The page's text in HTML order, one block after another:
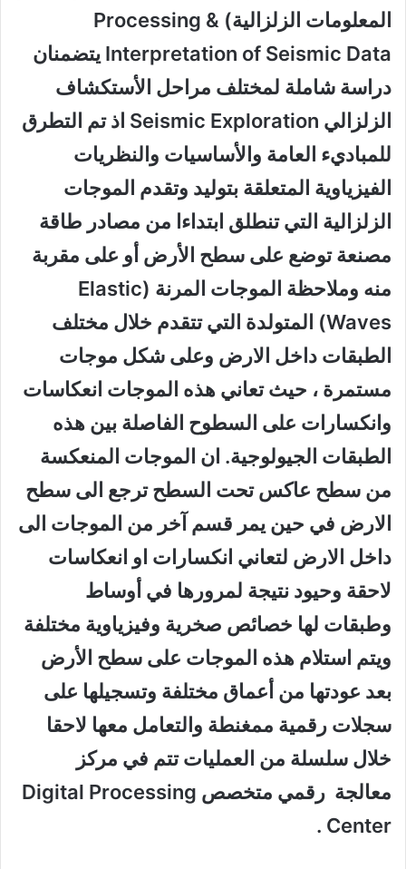
المعلومات الزلزالية) Processing &
Interpretation of Seismic Data يتضمنان
دراسة شاملة لمختلف مراحل الأستكشاف
الزلزالي Seismic Exploration اذ تم التطرق
للمباديء العامة والأساسيات والنظريات
الفيزياوية المتعلقة بتوليد وتقدم الموجات
الزلزالية التي تنطلق ابتداءا من مصادر طاقة
مصنعة توضع على سطح الأرض أو على مقربة
منه وملاحظة الموجات المرنة (Elastic
Waves) المتولدة التي تتقدم خلال مختلف
الطبقات داخل الارض وعلى شكل موجات
مستمرة ، حيث تعاني هذه الموجات انعكاسات
وانكسارات على السطوح الفاصلة بين هذه
الطبقات الجيولوجية. ان الموجات المنعكسة
من سطح عاكس تحت السطح ترجع الى سطح
الارض في حين يمر قسم آخر من الموجات الى
داخل الارض لتعاني انكسارات او انعكاسات
لاحقة وحيود نتيجة لمرورها في أوساط
وطبقات لها خصائص صخرية وفيزياوية مختلفة
ويتم استلام هذه الموجات على سطح الأرض
بعد عودتها من أعماق مختلفة وتسجيلها على
سجلات رقمية ممغنطة والتعامل معها لاحقا
خلال سلسلة من العمليات تتم في مركز
معالجة رقمي متخصص Digital Processing
Center .